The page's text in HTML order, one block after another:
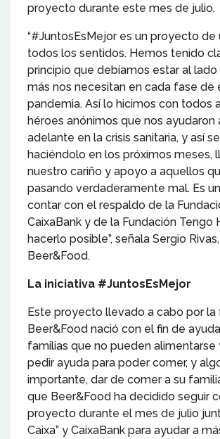
proyecto durante este mes de julio.
“#JuntosEsMejor es un proyecto de
todos los sentidos. Hemos tenido
principio que debíamos estar al
más nos necesitan en cada fase de
pandemia. Así lo hicimos con todos
héroes anónimos que nos ayudaron
adelante en la crisis sanitaria, y así
haciéndolo en los próximos meses,
nuestro cariño y apoyo a aquellos
pasando verdaderamente mal. Es
contar con el respaldo de la
CaixaBank y de la Fundación Tengo
hacerlo posible”, señala Sergio
Beer&Food.
La iniciativa #JuntosEsMejor
Este proyecto llevado a cabo por la
Beer&Food nació con el fin de
familias que no pueden alimentarse
pedir ayuda para poder comer, y
importante, dar de comer a su
que Beer&Food ha decidido seguir
proyecto durante el mes de julio
Caixa” y CaixaBank para ayudar a